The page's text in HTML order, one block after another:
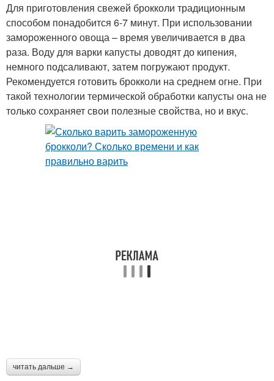
Для приготовления свежей брокколи традиционным
способом понадобится 6-7 минут. При использовании
замороженного овоща – время увеличивается в два
раза. Воду для варки капусты доводят до кипения,
немного подсаливают, затем погружают продукт.
Рекомендуется готовить брокколи на среднем огне. При
такой технологии термической обработки капусты она не
только сохраняет свои полезные свойства, но и вкус.
читать дальше →